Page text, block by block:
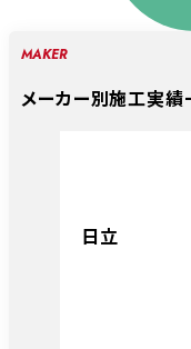
MAKER
メーカー別施工実績
日立